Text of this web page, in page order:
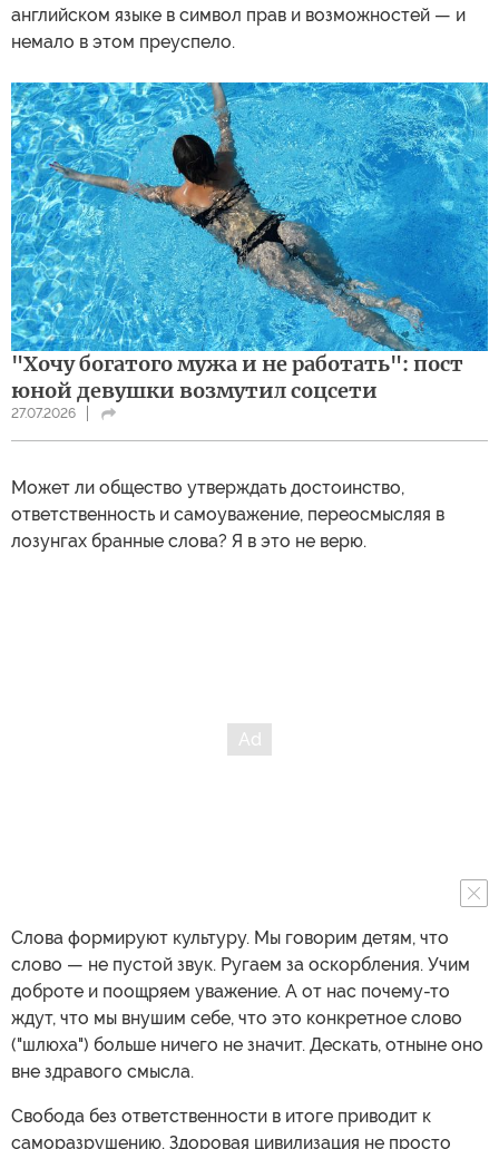
английском языке в символ прав и возможностей — и
немало в этом преуспело.
"Хочу богатого мужа и не работать": пост
юной девушки возмутил соцсети
27.07.2026
Может ли общество утверждать достоинство,
ответственность и самоуважение, переосмысляя в
лозунгах бранные слова? Я в это не верю.
Слова формируют культуру. Мы говорим детям, что
слово — не пустой звук. Ругаем за оскорбления. Учим
доброте и поощряем уважение. А от нас почему-то
ждут, что мы внушим себе, что это конкретное слово
("шлюха") больше ничего не значит. Дескать, отныне оно
вне здравого смысла.
Свобода без ответственности в итоге приводит к
саморазрушению. Здоровая цивилизация не просто